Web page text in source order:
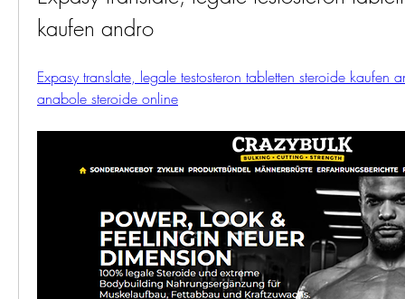
kaufen andro
Expasy translate, legale testosteron tabletten steroide kaufen
anabole steroide online